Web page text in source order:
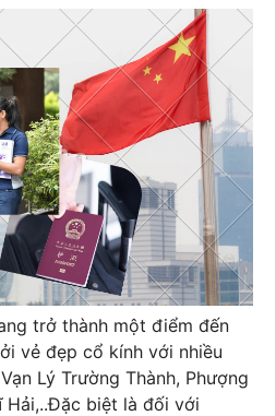
trở thành một điểm đến
vẻ đẹp cổ kính với nhiều
Lý Trường Thành, Phượng
Hải,..Đặc biệt là đối với